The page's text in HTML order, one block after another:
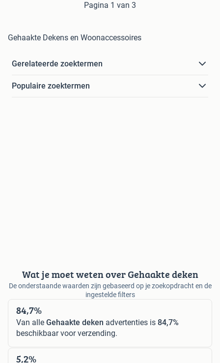
Pagina 1 van 3
Gehaakte Dekens en Woonaccessoires
Gerelateerde zoektermen
Populaire zoektermen
Wat je moet weten over Gehaakte deken
De onderstaande waarden zijn gebaseerd op je zoekopdracht en de
ingestelde filters
84,7%
Van alle Gehaakte deken advertenties is 84,7%
beschikbaar voor verzending.
5,2%